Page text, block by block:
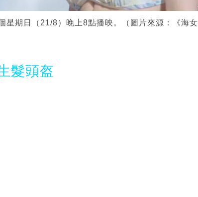
星期日（21/8）晚上8點播映。（圖片來源：《海女
髮頭盔